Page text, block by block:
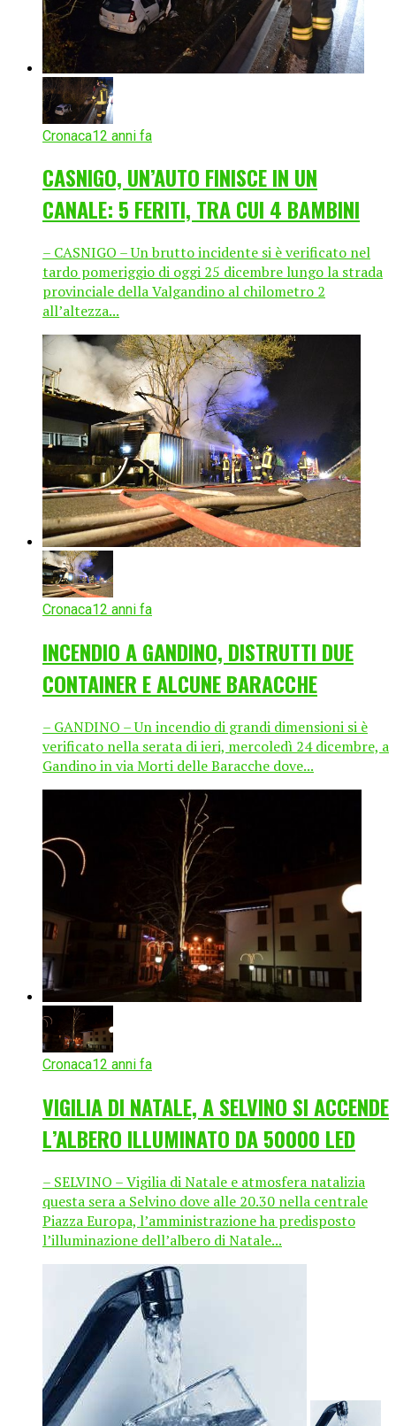
Cronaca12 anni fa
CASNIGO, UN’AUTO FINISCE IN UN
CANALE: 5 FERITI, TRA CUI 4 BAMBINI
– CASNIGO – Un brutto incidente si è verificato nel
tardo pomeriggio di oggi 25 dicembre lungo la strada
provinciale della Valgandino al chilometro 2
all’altezza...
Cronaca12 anni fa
INCENDIO A GANDINO, DISTRUTTI DUE
CONTAINER E ALCUNE BARACCHE
– GANDINO – Un incendio di grandi dimensioni si è
verificato nella serata di ieri, mercoledì 24 dicembre, a
Gandino in via Morti delle Baracche dove...
Cronaca12 anni fa
VIGILIA DI NATALE, A SELVINO SI ACCENDE
L’ALBERO ILLUMINATO DA 50000 LED
– SELVINO – Vigilia di Natale e atmosfera natalizia
questa sera a Selvino dove alle 20.30 nella centrale
Piazza Europa, l’amministrazione ha predisposto
l’illuminazione dell’albero di Natale...